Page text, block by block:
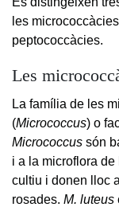
les
peptococcàcies.
Les
La família de les
(Micrococcus) o
Micrococcus són
i a la microflora
cultiu i donen lloc
rosades. M. luteus